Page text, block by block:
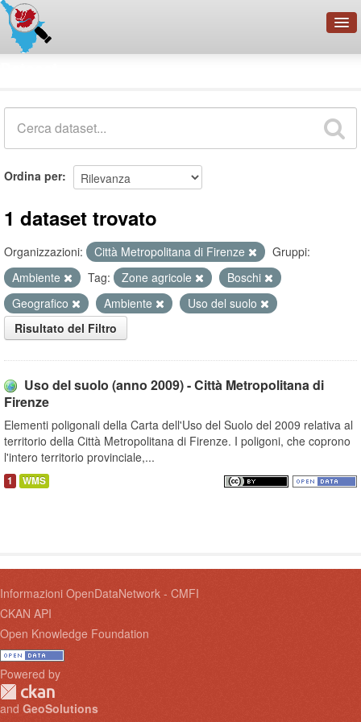
Organizzazioni
Ordina per
1 dataset trovato
Organizzazioni: Città Metropolitana di Firenze
Gruppi:
Ambiente
Tag: Zone agricole
Boschi
Geografico
Ambiente
Uso del suolo
Risultato del Filtro
Uso del suolo (anno 2009) - Città Metropolitana di
Firenze
Elementi poligonali della Carta dell'Uso del Suolo del 2009 relativa al
territorio della Città Metropolitana di Firenze. I poligoni, che coprono
l'intero territorio provinciale,...
1 WMS
Informazioni OpenDataNetwork - CMFI
CKAN API
Open Knowledge Foundation
Powered by
and GeoSolutions